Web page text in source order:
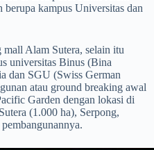
berupa kampus Universitas dan
mall Alam Sutera, selain itu
universitas Binus (Bina
dan SGU (Swiss German
atau ground breaking awal
Garden dengan lokasi di
(1.000 ha), Serpong,